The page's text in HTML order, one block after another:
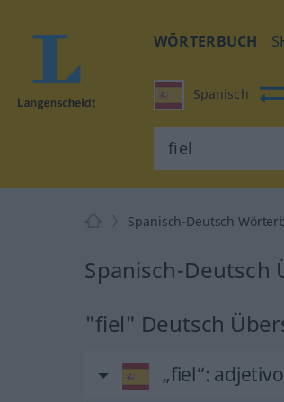
WÖRTERBUCH
Spanisch
Spanisch-Deutsch
Spanisch-
"fiel" Deutsch
„fiel“: adjetivo